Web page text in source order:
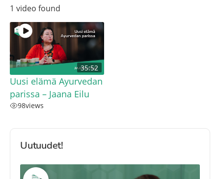
1 video found
35:52
Uusi elämä Ayurvedan
parissa – Jaana Eilu
98views
Uutuudet!